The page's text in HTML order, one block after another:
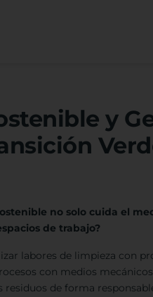
y
no solo cuida el
de trabajo?
labores de limpieza con
con medios
residuos de forma